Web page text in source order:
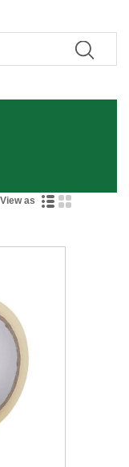
View as